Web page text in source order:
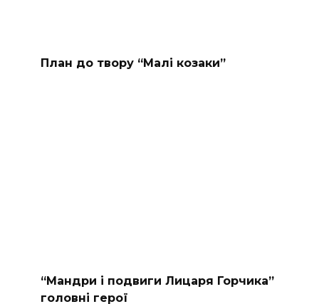
План до твору “Малі козаки”
“Мандри і подвиги Лицаря Горчика”
головні герої